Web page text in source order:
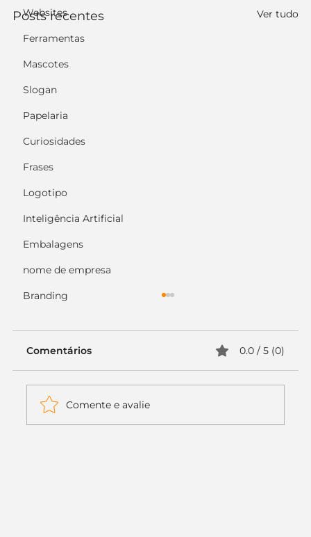
Websites
Ferramentas
Mascotes
Slogan
Papelaria
Curiosidades
Frases
Logotipo
Inteligência Artificial
Embalagens
nome de empresa
Branding
Posts recentes Ver tudo
Comentários 0.0 / 5 (0)
Comente e avalie